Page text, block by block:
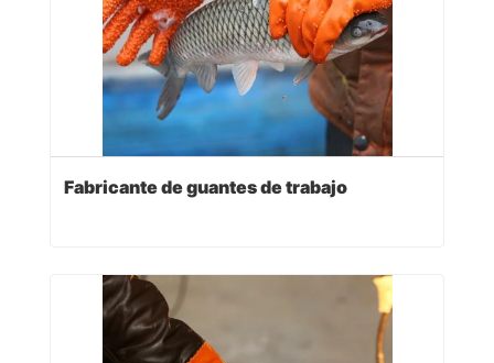
Fabricante de guantes de trabajo